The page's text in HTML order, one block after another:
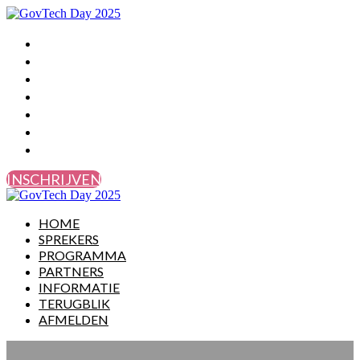
INSCHRIJVEN
HOME
SPREKERS
PROGRAMMA
PARTNERS
INFORMATIE
TERUGBLIK
AFMELDEN